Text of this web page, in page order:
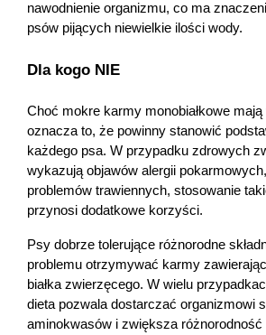
nawodnienie organizmu, co ma
psów pijących niewielkie ilości wody.
Dla kogo NIE
Choć mokre karmy monobiałkowe mają
oznacza to, że powinny stanowić
każdego psa. W przypadku zdrowych
wykazują objawów alergii
problemów trawiennych, stosowanie
przynosi dodatkowe korzyści.
Psy dobrze tolerujące różnorodne
problemu otrzymywać karmy
białka zwierzęcego. W wielu
dieta pozwala dostarczać organizmowi
aminokwasów i zwiększa